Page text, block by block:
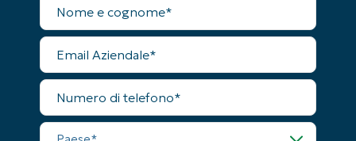
completo
Email
Aziendale
Numero
telefono
Paese
and
last
name*
Business
email*
Phone
number*